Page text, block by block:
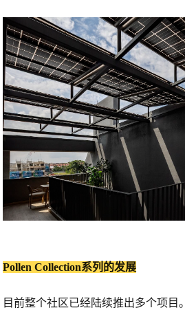
Pollen Collection系列的发展
目前整个社区已经陆续推出多个项目。